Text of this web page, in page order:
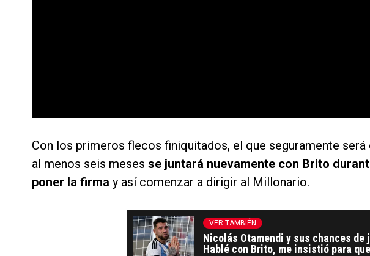
Con los primeros flecos finiquitados, el que seguramente será
al menos seis meses se juntará nuevamente con Brito
poner la firma y así comenzar a dirigir al Millonario.
VER TAMBIÉN
Nicolás Otamendi y sus chances de
Hablé con Brito, me insistió para